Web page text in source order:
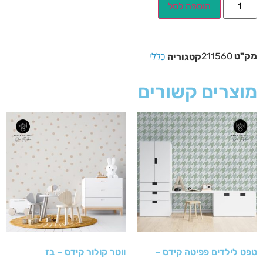
הוספה לסל
מק"ט 211560קטגוריה כללי
מוצרים קשורים
טפט לילדים פפיטה קידס –
ווטר קולור קידס – בז